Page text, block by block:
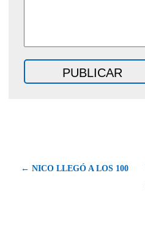
← NICO LLEGÓ A LOS 100